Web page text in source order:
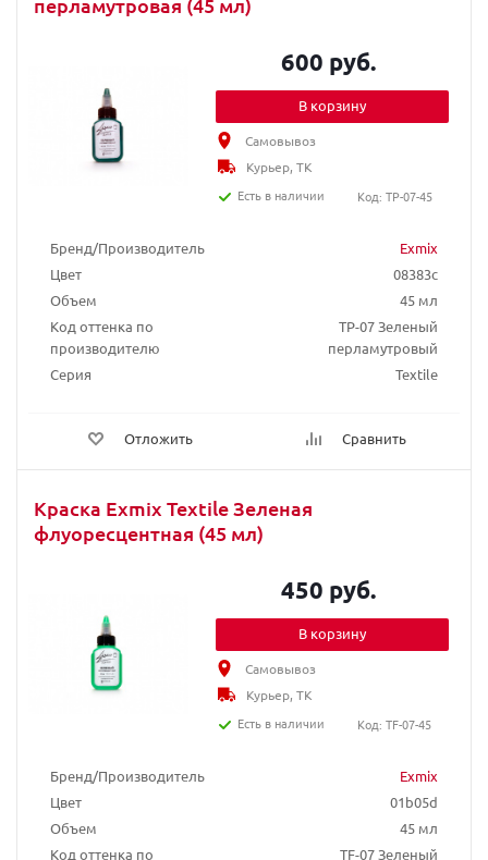
Бренд/Производитель
Exmix
Цвет
08383c
Объем
45 мл
Код оттенка по
производителю
TP-07 Зеленый
перламутровый
Серия
Textile
Отложить Сравнить
600 руб.
В корзину
Самовывоз
Курьер, ТК
Есть в наличии
Код: TP-07-45
Краска Exmix Textile Зеленая
флуоресцентная (45 мл)
Бренд/Производитель
Exmix
Цвет
01b05d
Объем
45 мл
Код оттенка по
TF-07 Зеленый
450 руб.
В корзину
Самовывоз
Курьер, ТК
Есть в наличии
Код: TF-07-45